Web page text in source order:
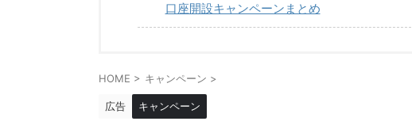
口座開設キャンペーンまとめ
HOME > キャンペーン >
広告 キャンペーン